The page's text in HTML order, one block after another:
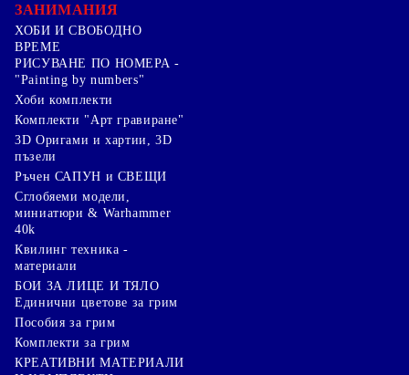
ЗАНИМАНИЯ
ХОБИ И СВОБОДНО
ВРЕМЕ
РИСУВАНЕ ПО НОМЕРА -
"Painting by numbers"
Хоби комплекти
Комплекти "Арт гравиране"
3D Оригами и хартии, 3D
пъзели
Ръчен САПУН и СВЕЩИ
Сглобяеми модели,
миниатюри & Warhammer
40k
Квилинг техника -
материали
БОИ ЗА ЛИЦЕ И ТЯЛО
Единични цветове за грим
Пособия за грим
Комплекти за грим
КРЕАТИВНИ МАТЕРИАЛИ